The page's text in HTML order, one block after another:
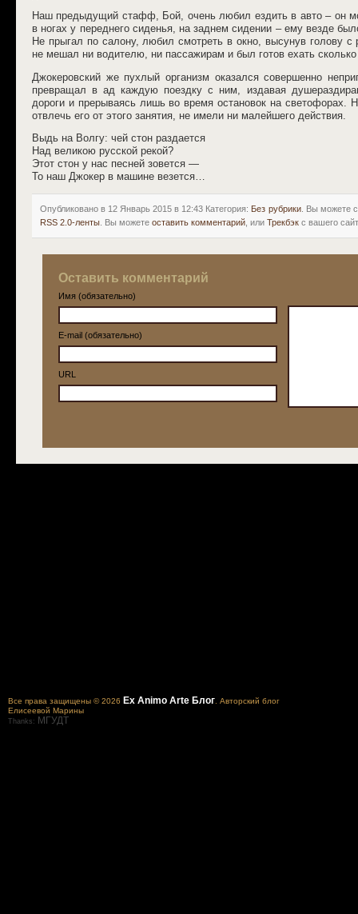
Наш предыдущий стафф, Бой, очень любил ездить в авто – он
в ногах у переднего сиденья, на заднем сидении – ему везде
Не прыгал по салону, любил смотреть в окно, высунув голову
не мешал ни водителю, ни пассажирам и был готов ехать сколько
Джокеровский же пухлый организм оказался совершенно
превращал в ад каждую поездку с ним, издавая
дороги и прерываясь лишь во время остановок на светофорах.
отвлечь его от этого занятия, не имели ни малейшего действия.
Выдь на Волгу: чей стон раздается
Над великою русской рекой?
Этот стон у нас песней зовется —
То наш Джокер в машине везется…
Опубликовано в 12 Январь 2015 в 12:43 Категория: Без рубрики. Вы можете
RSS 2.0-ленты . Вы можете оставить комментарий , или Трекбэк с вашего
Оставить комментарий
Имя (обязательно)
E-mail (обязательно)
URL
Все права защищены © 2026 Ex Animo Arte Блог . Авторский блог
Елисеевой Марины
Thanks: МГУДТ